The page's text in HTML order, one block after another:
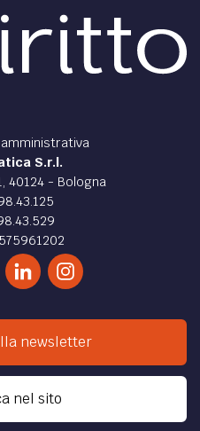
S.r.l.
40124 - Bologna
newsletter
nel sito